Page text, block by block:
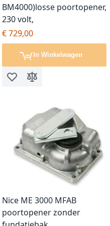
BM4000)losse poortopener,
230 volt,
€ 729,00
In Winkelwagen
Voeg toe aan verlanglijst
Toevoegen om te
Nice ME 3000 MFAB
poortopener zonder